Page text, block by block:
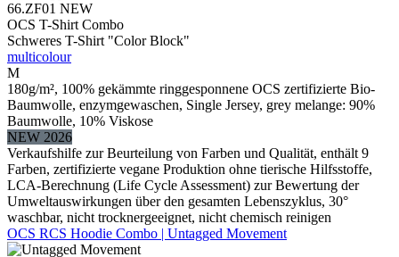
66.ZF01 NEW
OCS T-Shirt Combo
Schweres T-Shirt "Color Block"
multicolour
M
180g/m², 100% gekämmte ringgesponnene OCS zertifizierte Bio-
Baumwolle, enzymgewaschen, Single Jersey, grey melange: 90%
Baumwolle, 10% Viskose
NEW 2026
Verkaufshilfe zur Beurteilung von Farben und Qualität, enthält 9
Farben, zertifizierte vegane Produktion ohne tierische Hilfsstoffe,
LCA-Berechnung (Life Cycle Assessment) zur Bewertung der
Umweltauswirkungen über den gesamten Lebenszyklus, 30°
waschbar, nicht trocknergeeignet, nicht chemisch reinigen
OCS RCS Hoodie Combo | Untagged Movement